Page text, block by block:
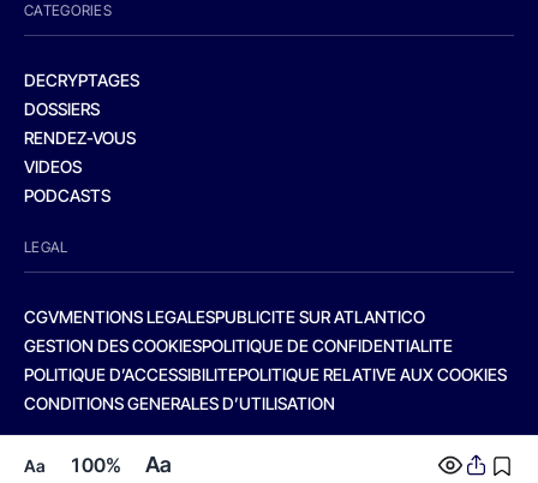
Aa 100% Aa
CATEGORIES
DECRYPTAGES
DOSSIERS
RENDEZ-VOUS
VIDEOS
PODCASTS
LEGAL
CGVMENTIONS LEGALESPUBLICITE SUR ATLANTICO
GESTION DES COOKIESPOLITIQUE DE CONFIDENTIALITE
POLITIQUE D’ACCESSIBILITEPOLITIQUE RELATIVE AUX COOKIES
CONDITIONS GENERALES D’UTILISATION